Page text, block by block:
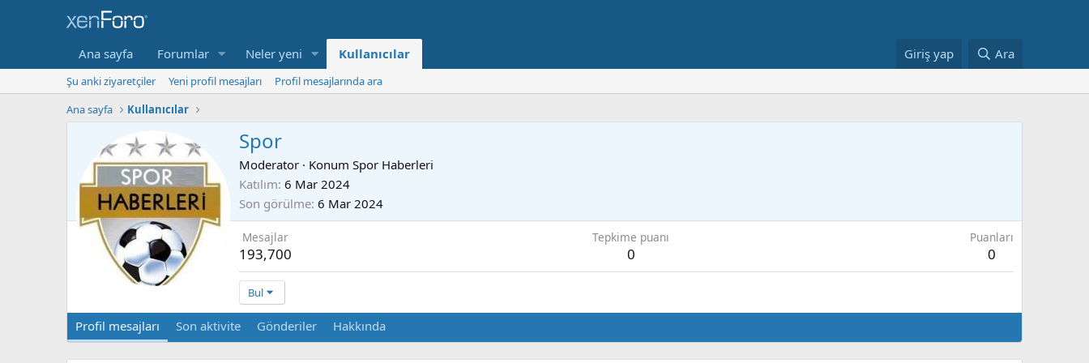
Ana sayfa Forumlar Neler yeni Kullanıcılar Giriş yap Ara
Şu anki ziyaretçiler Yeni profil mesajları
Profil mesajlarında ara
Ana sayfa
Kullanıcılar
Spor
Moderator · Konum Spor Haberleri
Katılım 6 Mar 2024
Son görülme 6 Mar 2024
Mesajlar
193,700
Tepkime puanı
0
Puanları
0
Bul
Profil mesajları Son aktivite Gönderiler Hakkında